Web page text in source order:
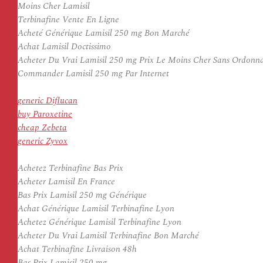
Moins Cher Lamisil
Terbinafine Vente En Ligne
Acheté Générique Lamisil 250 mg Bon Marché
Achat Lamisil Doctissimo
Acheter Du Vrai Lamisil 250 mg Prix Le Moins Cher Sans
Commander Lamisil 250 mg Par Internet
generic Diflucan
buy Paroxetine
cheap Zebeta
generic Zyvox
Achetez Terbinafine Bas Prix
Acheter Lamisil En France
Bas Prix Lamisil 250 mg Générique
Achat Générique Lamisil Terbinafine Lyon
Achetez Générique Lamisil Terbinafine Lyon
Acheter Du Vrai Lamisil Terbinafine Bon Marché
Achat Terbinafine Livraison 48h